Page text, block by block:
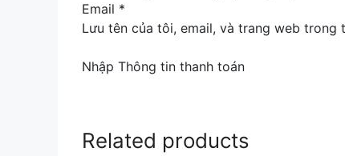
Email *
Lưu tên của tôi, email, và trang web
Nhập Thông tin thanh toán
Related products